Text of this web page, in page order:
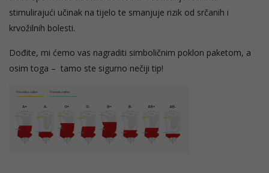
stimulirajući učinak na tijelo te smanjuje rizik od srčanih i
krvožilnih bolesti.
Dođite, mi ćemo vas nagraditi simboličnim poklon paketom, a
osim toga – tamo ste sigurno nečiji tip!